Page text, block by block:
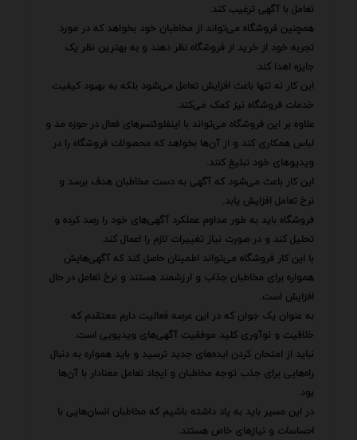
تعامل با آگهی ترغیب کند.
همچنین فروشگاه می‌تواند از مخاطبان خود بخواهد که در مورد
تجربه خود از خرید از فروشگاه نظر دهند و به بهترین نظر یک
جایزه اهدا کند.
این کار نه تنها باعث افزایش تعامل می‌شود بلکه به بهبود کیفیت
خدمات فروشگاه نیز کمک می‌کند.
علاوه بر این فروشگاه می‌تواند با اینفلوئنسرهای فعال در حوزه مد و
لباس همکاری کند و از آن‌ها بخواهد که محصولات فروشگاه را در
ویدیوهای خود تبلیغ کنند.
این کار باعث می‌شود که آگهی به دست مخاطبان هدف برسد و
نرخ تعامل افزایش یابد.
فروشگاه باید به طور مداوم عملکرد آگهی‌های خود را رصد کرده و
تحلیل کند و در صورت نیاز تغییرات لازم را اعمال کند.
با این کار فروشگاه می‌تواند اطمینان حاصل کند که آگهی‌هایش
همواره برای مخاطبان جذاب و ارزشمند هستند و نرخ تعامل در حال
افزایش است.
به عنوان یک جوان که در این عرصه فعالیت دارم معتقدم که
خلاقیت و نوآوری کلید موفقیت آگهی‌های ویدیویی است.
نباید از امتحان کردن ایده‌های جدید ترسید و باید همواره به دنبال
راه‌هایی برای جذب توجه مخاطبان و ایجاد تعامل معنادار با آن‌ها
بود.
در این مسیر باید به یاد داشته باشیم که مخاطبان انسان‌هایی با
احساسات و نیازهای خاص هستند.